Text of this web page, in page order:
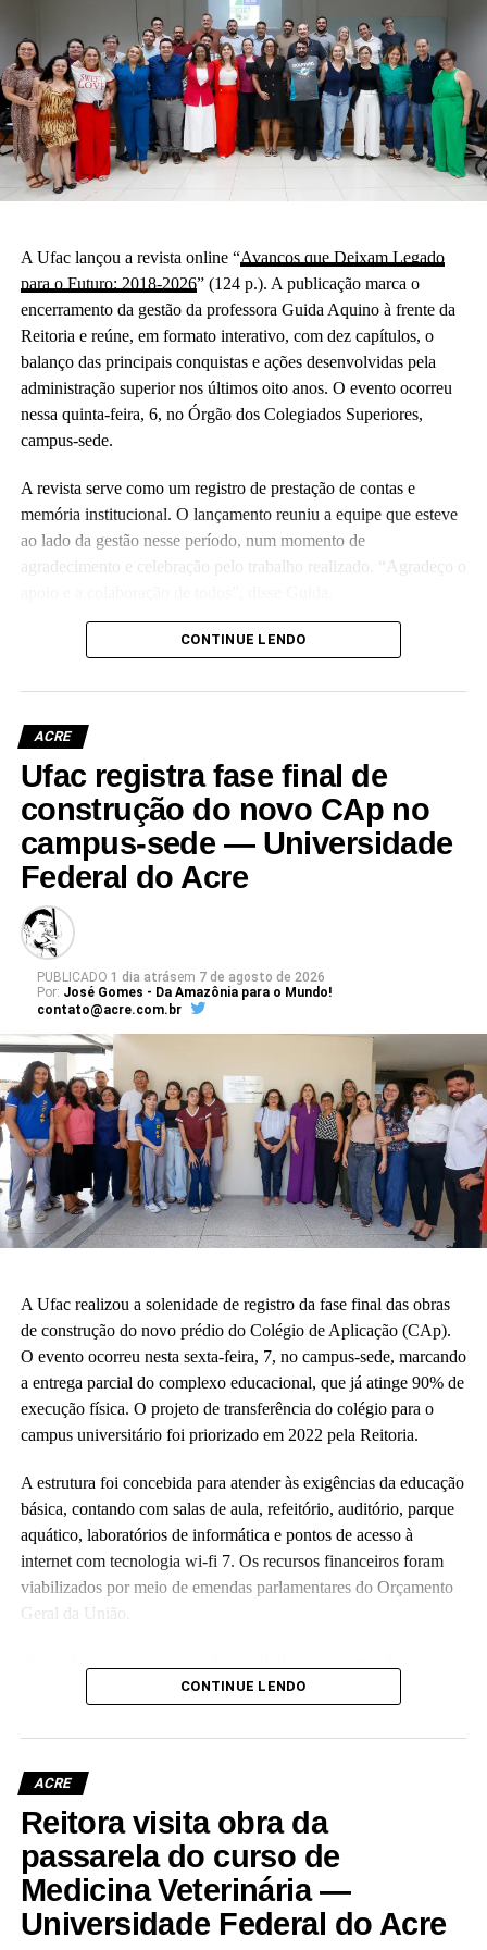
A Ufac lançou a revista online “Avanços que Deixam Legado
para o Futuro: 2018-2026” (124 p.). A publicação marca o
encerramento da gestão da professora Guida Aquino à frente da
Reitoria e reúne, em formato interativo, com dez capítulos, o
balanço das principais conquistas e ações desenvolvidas pela
administração superior nos últimos oito anos. O evento ocorreu
nessa quinta-feira, 6, no Órgão dos Colegiados Superiores,
campus-sede.
A revista serve como um registro de prestação de contas e
memória institucional. O lançamento reuniu a equipe que esteve
ao lado da gestão nesse período, num momento de
agradecimento e celebração pelo trabalho realizado. “Agradeço o
(Camila Barbosa, estagiária Ascom/Ufac)
Leia Mais: UFAC
CONTINUE LENDO
ACRE
Ufac registra fase final de
construção do novo CAp no
campus-sede — Universidade
Federal do Acre
PUBLICADO 1 dia atrásem 7 de agosto de 2026
Por: José Gomes - Da Amazônia para o Mundo!
contato@acre.com.br
A Ufac realizou a solenidade de registro da fase final das obras
de construção do novo prédio do Colégio de Aplicação (CAp).
O evento ocorreu nesta sexta-feira, 7, no campus-sede, marcando
a entrega parcial do complexo educacional, que já atinge 90% de
execução física. O projeto de transferência do colégio para o
campus universitário foi priorizado em 2022 pela Reitoria.
A estrutura foi concebida para atender às exigências da educação
básica, contando com salas de aula, refeitório, auditório, parque
aquático, laboratórios de informática e pontos de acesso à
internet com tecnologia wi-fi 7. Os recursos financeiros foram
viabilizados por meio de emendas parlamentares do Orçamento
Geral da União.
realização de um compromisso com a qualidade da educação
reitora Guida Aquino. Ela informou que o antigo prédio do
patrimônio histórico da instituição, passará por revitalização para
abrigar o Palácio da Cultura da Ufac.
A vice-reitora eleita, Almecina Balbino, reafirmou a continuidade
dos projetos de expansão da infraestrutura da instituição. “Eu
estarei sempre à disposição, de portas abertas, para seguir os
CONTINUE LENDO
ACRE
Reitora visita obra da
passarela do curso de
Medicina Veterinária —
Universidade Federal do Acre